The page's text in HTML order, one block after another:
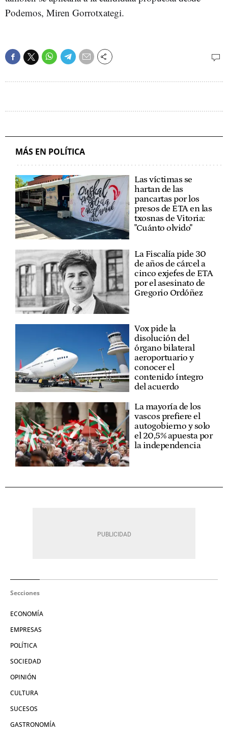
Podemos, Miren Gorrotxategi.
MÁS EN POLÍTICA
Las víctimas se
hartan de las
pancartas por los
presos de ETA en las
txosnas de Vitoria:
"Cuánto olvido"
La Fiscalía pide 30
de años de cárcel a
cinco exjefes de ETA
por el asesinato de
Gregorio Ordóñez
Vox pide la
disolución del
órgano bilateral
aeroportuario y
conocer el
contenido íntegro
del acuerdo
La mayoría de los
vascos prefiere el
autogobierno y solo
el 20,5% apuesta por
la independencia
Secciones
ECONOMÍA
EMPRESAS
POLÍTICA
SOCIEDAD
OPINIÓN
CULTURA
SUCESOS
GASTRONOMÍA